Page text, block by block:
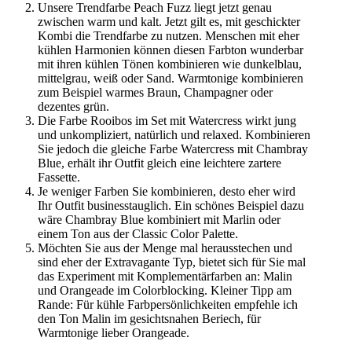
Unsere Trendfarbe Peach Fuzz liegt jetzt genau
zwischen warm und kalt. Jetzt gilt es, mit geschickter
Kombi die Trendfarbe zu nutzen. Menschen mit eher
kühlen Harmonien können diesen Farbton wunderbar
mit ihren kühlen Tönen kombinieren wie dunkelblau,
mittelgrau, weiß oder Sand. Warmtonige kombinieren
zum Beispiel warmes Braun, Champagner oder
dezentes grün.
Die Farbe Rooibos im Set mit Watercress wirkt jung
und unkompliziert, natürlich und relaxed. Kombinieren
Sie jedoch die gleiche Farbe Watercress mit Chambray
Blue, erhält ihr Outfit gleich eine leichtere zartere
Fassette.
Je weniger Farben Sie kombinieren, desto eher wird
Ihr Outfit businesstauglich. Ein schönes Beispiel dazu
wäre Chambray Blue kombiniert mit Marlin oder
einem Ton aus der Classic Color Palette.
Möchten Sie aus der Menge mal herausstechen und
sind eher der Extravagante Typ, bietet sich für Sie mal
das Experiment mit Komplementärfarben an: Malin
und Orangeade im Colorblocking. Kleiner Tipp am
Rande: Für kühle Farbpersönlichkeiten empfehle ich
den Ton Malin im gesichtsnahen Beriech, für
Warmtonige lieber Orangeade.